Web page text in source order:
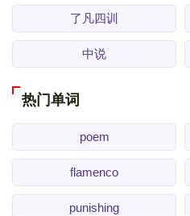
了凡四训
中说
热门单词
poem
flamenco
punishing